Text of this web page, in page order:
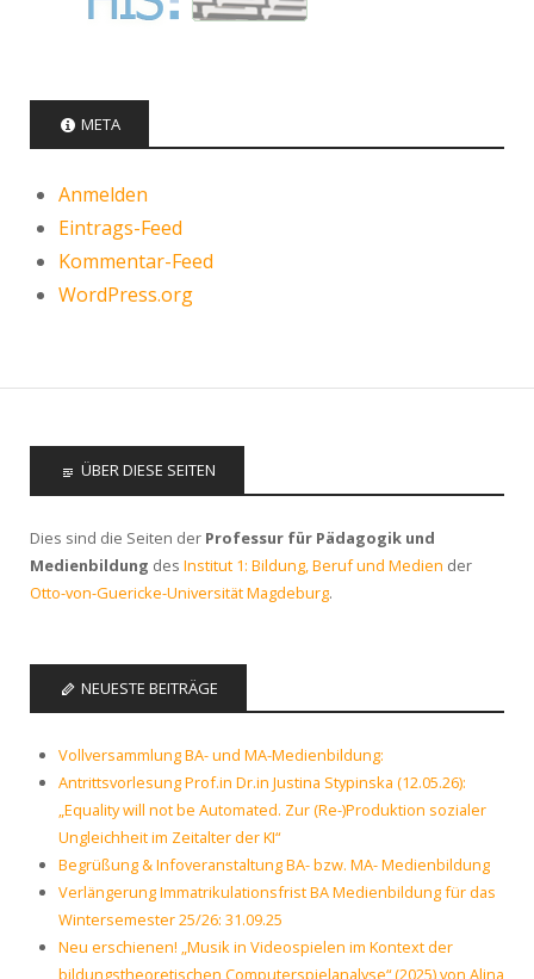
META
Anmelden
Eintrags-Feed
Kommentar-Feed
WordPress.org
ÜBER DIESE SEITEN
Dies sind die Seiten der Professur für Pädagogik und
Medienbildung des Institut 1: Bildung, Beruf und Medien der
Otto-von-Guericke-Universität Magdeburg.
NEUESTE BEITRÄGE
Vollversammlung BA- und MA-Medienbildung:
Antrittsvorlesung Prof.in Dr.in Justina Stypinska (12.05.26):
„Equality will not be Automated. Zur (Re-)Produktion sozialer
Ungleichheit im Zeitalter der KI“
Begrüßung & Infoveranstaltung BA- bzw. MA- Medienbildung
Verlängerung Immatrikulationsfrist BA Medienbildung für das
Wintersemester 25/26: 31.09.25
Neu erschienen! „Musik in Videospielen im Kontext der
bildungstheoretischen Computerspielanalyse“ (2025) von Alina